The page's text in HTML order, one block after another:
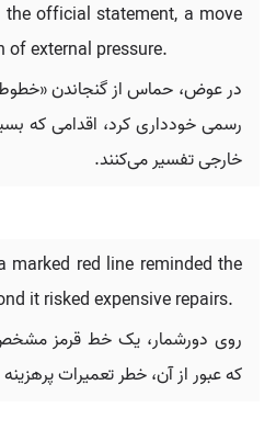
official statement, a move
of external pressure.
در عوض، حماس از گنجاندن «خطوط
رسمی خودداری کرد، اقدامی که
خارجی تفسیر می‌کنند.
marked red line reminded the
it risked expensive repairs.
روی دورشمار، یک خط قرمز مشخص
که عبور از آن، خطر تعمیرات پرهزینه